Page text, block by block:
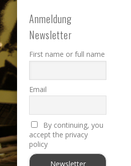
Anmeldung
Newsletter
First name or full name
Email
By continuing, you
accept the privacy
policy